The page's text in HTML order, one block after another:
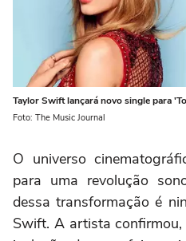
Taylor Swift lançará novo single para
Foto: The Music Journal
O universo
para uma revolução
dessa transformação é
Swift. A artista